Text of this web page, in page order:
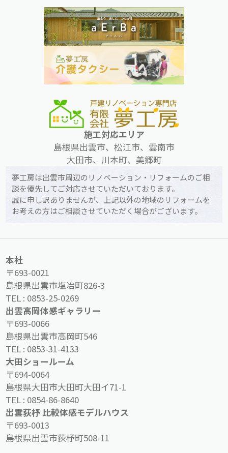
施工対応エリア
島根県出雲市、松江市、雲南市
大田市、川本町、美郷町
夢工房は出雲市周辺のリノベーション・リフォームのご相
談を優先してご対応させていただいております。
誠に申し訳ありませんが、上記以外の地域のリフォームを
お考えの方はご相談させていただく場合がございます。
本社
〒693-0021
島根県出雲市塩冶町826-3
TEL : 0853-25-0269
出雲高岡体感ギャラリー
〒693-0066
島根県出雲市高岡町546
TEL : 0853-31-4133
大田ショールーム
〒694-0064
島根県大田市大田町大田イ71-1
TEL : 0854-86-8640
出雲荻杼 比較体感モデルハウス
〒693-0013
島根県出雲市荻杼町508-11